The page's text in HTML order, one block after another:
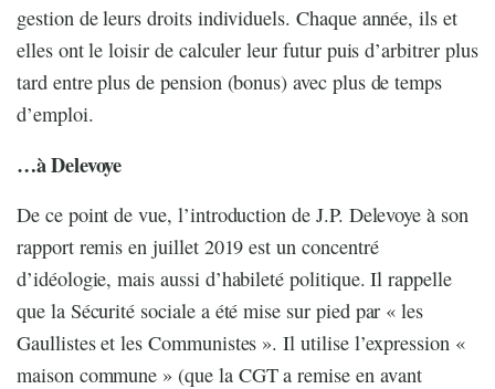
gestion de leurs droits individuels. Chaque année, ils et
elles ont le loisir de calculer leur futur puis d’arbitrer plus
tard entre plus de pension (bonus) avec plus de temps
d’emploi.
…à Delevoye
De ce point de vue, l’introduction de J.P. Delevoye à son
rapport remis en juillet 2019 est un concentré
d’idéologie, mais aussi d’habileté politique. Il rappelle
que la Sécurité sociale a été mise sur pied par « les
Gaullistes et les Communistes ». Il utilise l’expression «
maison commune » (que la CGT a remise en avant